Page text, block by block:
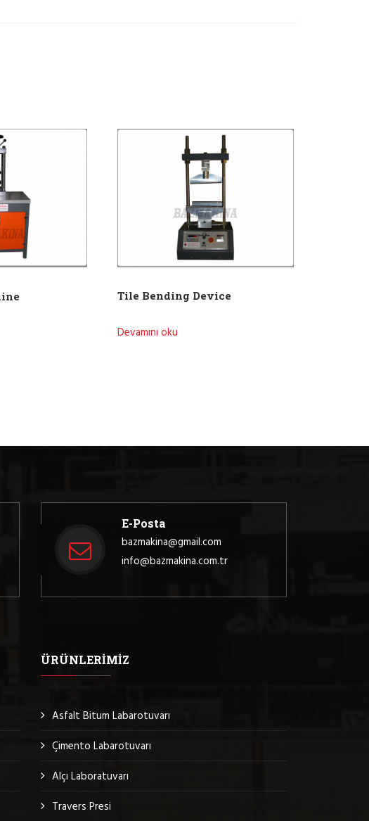
Tile Bending Device
Devamını oku
E-Posta
bazmakina@gmail.com
info@bazmakina.com.tr
ÜRÜNLERIMIZ
Asfalt Bitum Labarotuvarı
Çimento Labarotuvarı
Alçı Laboratuvarı
Travers Presi